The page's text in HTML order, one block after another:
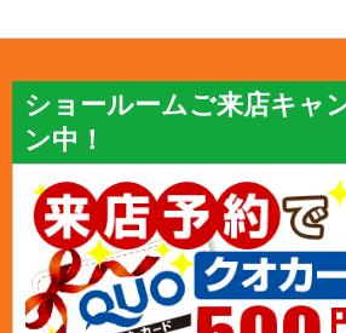
ショールームご来店キャ
ン中！